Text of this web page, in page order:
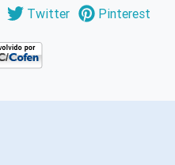
Twitter Pinterest